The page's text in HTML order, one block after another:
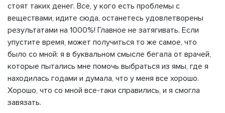
стоят таких денег. Все, у кого есть проблемы с
веществами, идите сюда, останетесь удовлетворены
результатами на 1000%! Главное не затягивать. Если
упустите время, может получиться то же самое, что
было со мной: я в буквальном смысле бегала от врачей,
которые пытались мне помочь выбраться из ямы, где я
находилась годами и думала, что у меня все хорошо.
Хорошо, что со мной все-таки справились, и я смогла
завязать.